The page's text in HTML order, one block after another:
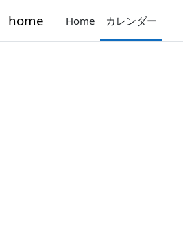
home Home カレンダー